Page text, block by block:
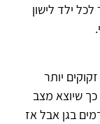
ילד לישון
יותר
שיוצא מצב
בגן אבל אז